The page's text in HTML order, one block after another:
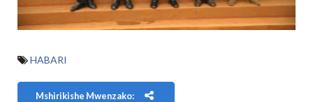
HABARI
Mshirikishe Mwenzako: